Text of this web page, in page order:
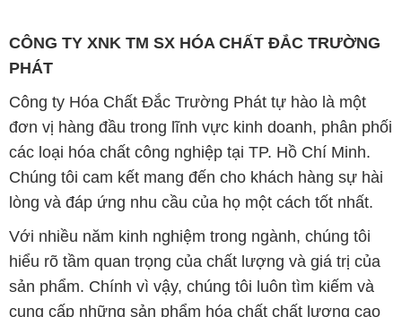
CÔNG TY XNK TM SX HÓA CHẤT ĐẮC TRƯỜNG
PHÁT
Công ty Hóa Chất Đắc Trường Phát tự hào là một
đơn vị hàng đầu trong lĩnh vực kinh doanh, phân phối
các loại hóa chất công nghiệp tại TP. Hồ Chí Minh.
Chúng tôi cam kết mang đến cho khách hàng sự hài
lòng và đáp ứng nhu cầu của họ một cách tốt nhất.
Với nhiều năm kinh nghiệm trong ngành, chúng tôi
hiểu rõ tầm quan trọng của chất lượng và giá trị của
sản phẩm. Chính vì vậy, chúng tôi luôn tìm kiếm và
cung cấp những sản phẩm hóa chất chất lượng cao